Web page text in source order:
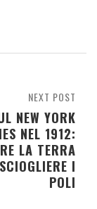
NEXT POST
NEW YORK
NEL 1912:
LA TERRA
I
POLI